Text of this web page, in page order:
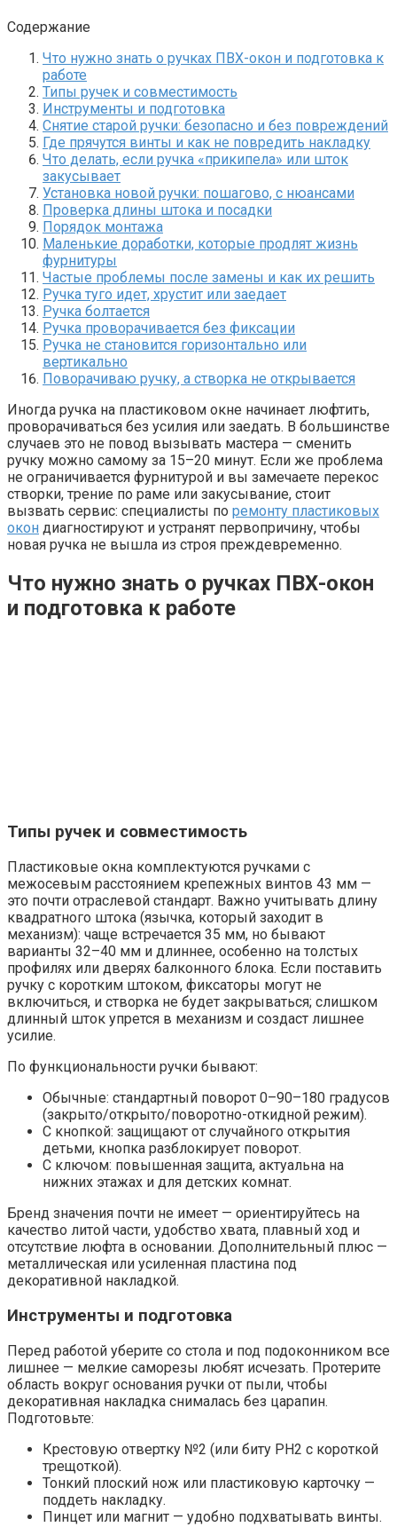
Содержание
Что нужно знать о ручках ПВХ-окон и подготовка к
работе
Типы ручек и совместимость
Инструменты и подготовка
Снятие старой ручки: безопасно и без повреждений
Где прячутся винты и как не повредить накладку
Что делать, если ручка «прикипела» или шток
закусывает
Установка новой ручки: пошагово, с нюансами
Проверка длины штока и посадки
Порядок монтажа
Маленькие доработки, которые продлят жизнь
фурнитуры
Частые проблемы после замены и как их решить
Ручка туго идет, хрустит или заедает
Ручка болтается
Ручка проворачивается без фиксации
Ручка не становится горизонтально или
вертикально
Поворачиваю ручку, а створка не открывается
Иногда ручка на пластиковом окне начинает люфтить,
проворачиваться без усилия или заедать. В большинстве
случаев это не повод вызывать мастера — сменить
ручку можно самому за 15–20 минут. Если же проблема
не ограничивается фурнитурой и вы замечаете перекос
створки, трение по раме или закусывание, стоит
вызвать сервис: специалисты по ремонту пластиковых
окон диагностируют и устранят первопричину, чтобы
новая ручка не вышла из строя преждевременно.
Что нужно знать о ручках ПВХ-окон
и подготовка к работе
Типы ручек и совместимость
Пластиковые окна комплектуются ручками с
межосевым расстоянием крепежных винтов 43 мм —
это почти отраслевой стандарт. Важно учитывать длину
квадратного штока (язычка, который заходит в
механизм): чаще встречается 35 мм, но бывают
варианты 32–40 мм и длиннее, особенно на толстых
профилях или дверях балконного блока. Если поставить
ручку с коротким штоком, фиксаторы могут не
включиться, и створка не будет закрываться; слишком
длинный шток упрется в механизм и создаст лишнее
усилие.
По функциональности ручки бывают:
Обычные: стандартный поворот 0–90–180 градусов
(закрыто/открыто/поворотно-откидной режим).
С кнопкой: защищают от случайного открытия
детьми, кнопка разблокирует поворот.
С ключом: повышенная защита, актуальна на
нижних этажах и для детских комнат.
Бренд значения почти не имеет — ориентируйтесь на
качество литой части, удобство хвата, плавный ход и
отсутствие люфта в основании. Дополнительный плюс —
металлическая или усиленная пластина под
декоративной накладкой.
Инструменты и подготовка
Перед работой уберите со стола и под подоконником все
лишнее — мелкие саморезы любят исчезать. Протерите
область вокруг основания ручки от пыли, чтобы
декоративная накладка снималась без царапин.
Подготовьте:
Крестовую отвертку №2 (или биту PH2 с короткой
трещоткой).
Тонкий плоский нож или пластиковую карточку —
поддеть накладку.
Пинцет или магнит — удобно подхватывать винты.